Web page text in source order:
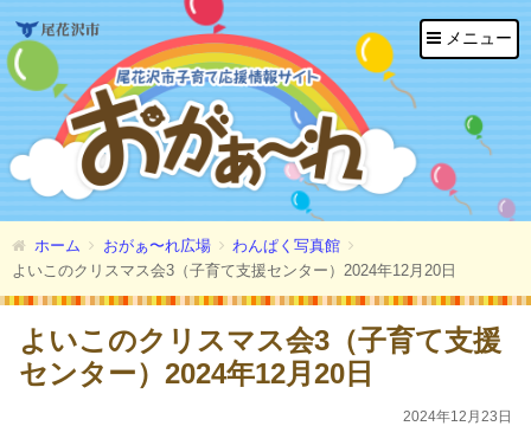
ホーム おがぁ〜れ広場
わんぱく写真館
よいこのクリスマス会3（子育て支援センター）2024年12月20日
よいこのクリスマス会3（子育て支援
センター）2024年12月20日
2024年12月23日
メニュー